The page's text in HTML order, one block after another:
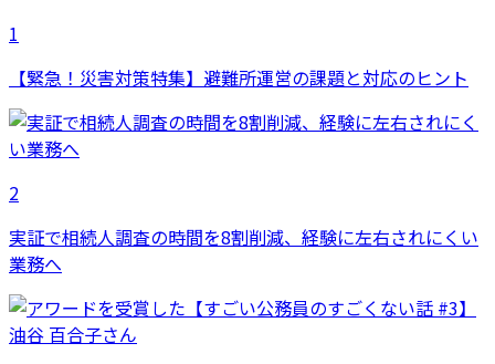
1
【緊急！災害対策特集】避難所運営の課題と対応のヒント
2
実証で相続人調査の時間を8割削減、経験に左右されにくい
業務へ